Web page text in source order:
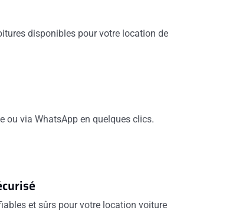
disponibles pour votre location de
ou via WhatsApp en quelques clics.
et sûrs pour votre location voiture